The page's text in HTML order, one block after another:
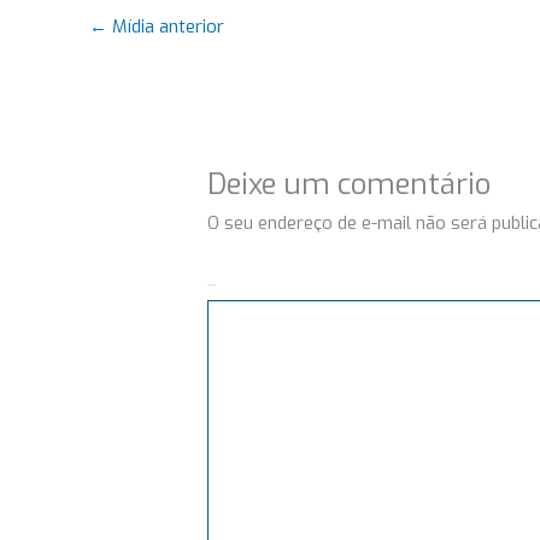
← Mídia anterior
Deixe um comentário
O seu endereço de e-mail não será